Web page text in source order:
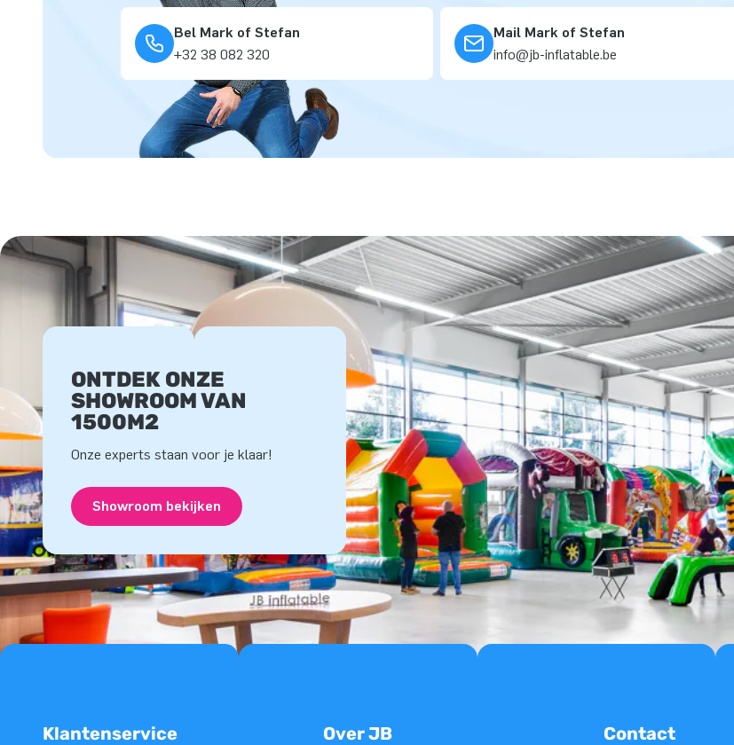
Bel Mark of Stefan
+32 38 082 320
Mail Mark of Stefan
info@jb-inflatable.be
ONTDEK ONZE
SHOWROOM VAN
1500M2
Onze experts staan voor je klaar!
Showroom bekijken
Klantenservice Over JB Contact